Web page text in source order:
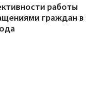
работы
граждан в